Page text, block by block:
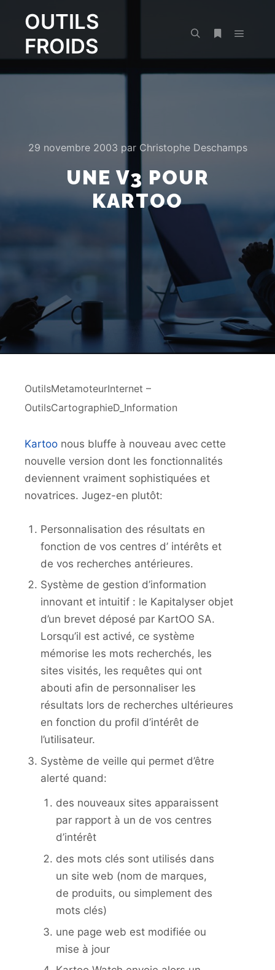
OUTILS
FROIDS
29 novembre 2003 par Christophe Deschamps
UNE V3 POUR
KARTOO
OutilsMetamoteurInternet –
OutilsCartographieD_Information
Kartoo nous bluffe à nouveau avec cette
nouvelle version dont les fonctionnalités
deviennent vraiment sophistiquées et
novatrices. Jugez-en plutôt:
Personnalisation des résultats en
fonction de vos centres d’ intérêts et
de vos recherches antérieures.
Système de gestion d’information
innovant et intuitif : le Kapitalyser objet
d’un brevet déposé par KartOO SA.
Lorsqu’il est activé, ce système
mémorise les mots recherchés, les
sites visités, les requêtes qui ont
abouti afin de personnaliser les
résultats lors de recherches ultérieures
en fonction du profil d’intérêt de
l’utilisateur.
Système de veille qui permet d’être
alerté quand:
des nouveaux sites apparaissent
par rapport à un de vos centres
d’intérêt
des mots clés sont utilisés dans
un site web (nom de marques,
de produits, ou simplement des
mots clés)
une page web est modifiée ou
mise à jour